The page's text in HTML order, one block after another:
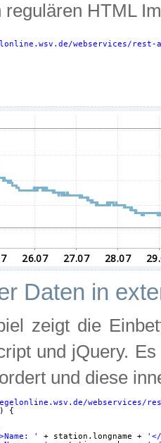
HTML
webservices/rest-
Daten in
zeigt die
und jQuery.
und diese
webservices/
{
'
+ station.longname +